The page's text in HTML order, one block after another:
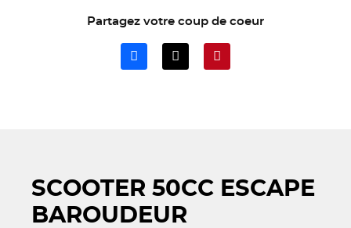
Partagez votre coup de coeur
SCOOTER 50CC ESCAPE
BAROUDEUR